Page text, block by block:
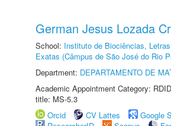
German Jesus Lozada
School: Instituto de Biociências,
Exatas (Câmpus de São José do Rio
Department: DEPARTAMENTO DE
Academic Appointment Category:
title: MS-5.3
Orcid
CV Lattes
Google